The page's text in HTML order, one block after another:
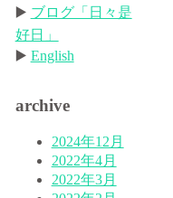
▶️ ブログ「日々是
好日」
▶️ English
archive
2024年12月
2022年4月
2022年3月